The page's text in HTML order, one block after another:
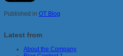
Published in OT Blog
Latest from
About the Company